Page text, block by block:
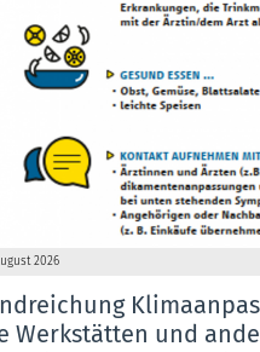
2026
Werkstätten und